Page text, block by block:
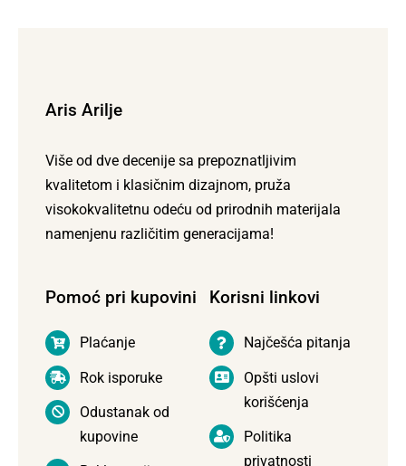
Aris Arilje
Više od dve decenije sa prepoznatljivim
kvalitetom i klasičnim dizajnom, pruža
visokokvalitetnu odeću od prirodnih materijala
namenjenu različitim generacijama!
Pomoć pri kupovini
Plaćanje
Rok isporuke
Odustanak od
kupovine
Korisni linkovi
Najčešća pitanja
Opšti uslovi
korišćenja
Politika
privatnosti